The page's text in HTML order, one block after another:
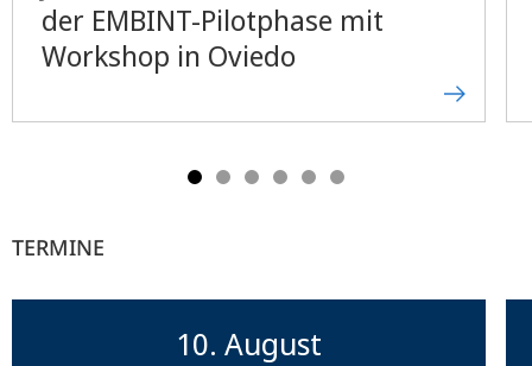
der EMBINT-Pilotphase mit
Workshop in Oviedo
TERMINE
10. August